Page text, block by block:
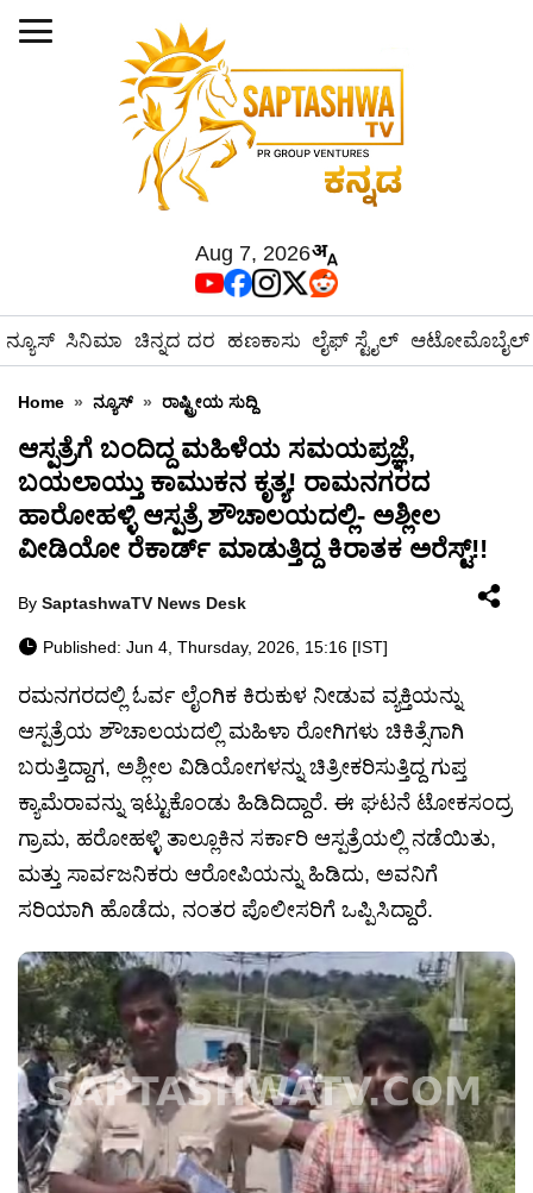
Aug 7, 2026
ನ್ಯೂಸ್ ಸಿನಿಮಾ ಚಿನ್ನದ ದರ ಹಣಕಾಸು ಲೈಫ್ ಸ್ಟೈಲ್ ಆಟೋಮೊಬೈಲ್
Home » ನ್ಯೂಸ್ » ರಾಷ್ಟ್ರೀಯ ಸುದ್ದಿ
ಆಸ್ಪತ್ರೆಗೆ ಬಂದಿದ್ದ ಮಹಿಳೆಯ ಸಮಯಪ್ರಜ್ಞೆ,
ಬಯಲಾಯ್ತು ಕಾಮುಕನ ಕೃತ್ಯ! ರಾಮನಗರದ
ಹಾರೋಹಳ್ಳಿ ಆಸ್ಪತ್ರೆ ಶೌಚಾಲಯದಲ್ಲಿ- ಅಶ್ಲೀಲ
ವೀಡಿಯೋ ರೆಕಾರ್ಡ್ ಮಾಡುತ್ತಿದ್ದ ಕಿರಾತಕ ಅರೆಸ್ಟ್!!
By SaptashwaTV News Desk
Published: Jun 4, Thursday, 2026, 15:16 [IST]
ರಮನಗರದಲ್ಲಿ ಓರ್ವ ಲೈಂಗಿಕ ಕಿರುಕುಳ ನೀಡುವ ವ್ಯಕ್ತಿಯನ್ನು
ಆಸ್ಪತ್ರೆಯ ಶೌಚಾಲಯದಲ್ಲಿ ಮಹಿಳಾ ರೋಗಿಗಳು ಚಿಕಿತ್ಸೆಗಾಗಿ
ಬರುತ್ತಿದ್ದಾಗ, ಅಶ್ಲೀಲ ವಿಡಿಯೋಗಳನ್ನು ಚಿತ್ರೀಕರಿಸುತ್ತಿದ್ದ ಗುಪ್ತ
ಕ್ಯಾಮೆರಾವನ್ನು ಇಟ್ಟುಕೊಂಡು ಹಿಡಿದಿದ್ದಾರೆ. ಈ ಘಟನೆ ಟೋಕಸಂದ್ರ
ಗ್ರಾಮ, ಹರೋಹಳ್ಳಿ ತಾಲ್ಲೂಕಿನ ಸರ್ಕಾರಿ ಆಸ್ಪತ್ರೆಯಲ್ಲಿ ನಡೆಯಿತು,
ಮತ್ತು ಸಾರ್ವಜನಿಕರು ಆರೋಪಿಯನ್ನು ಹಿಡಿದು, ಅವನಿಗೆ
ಸರಿಯಾಗಿ ಹೊಡೆದು, ನಂತರ ಪೊಲೀಸರಿಗೆ ಒಪ್ಪಿಸಿದ್ದಾರೆ.